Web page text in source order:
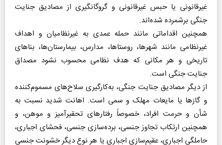
غیرقانونی یا حبس غیرقانونی‬ و گروگانگیری از مصادیق جنایت
جنگی برشمرده شده‌اند.
همچنین اقداماتی مانند حمله عمدی به غیرنظامیان و اهداف
غیرنظامی مانند شهرها، روستاها، مدارس، بیمارستان‌ها، بناهای
تاریخی و هر مکانی که هدف نظامی محسوب نشود مصداق
جنایت جنگی است.
از دیگر مصادیق جنایت جنگی، به‌کارگیری سلاح‌های مسموم‌کننده
و گازها یا مایعات مهلک و سمی است. اهانت شدید نسبت به
شأن و حرمت افراد، خصوصاً رفتارهای تحقیرآمیز و موهن، و
همچنین ارتکاب تجاوز جنسی، برده‌سازی جنسی، فحشای اجباری،
حاملگی اجباری، عقیم‌سازی اجباری یا هر نوع دیگر خشونت جنسی